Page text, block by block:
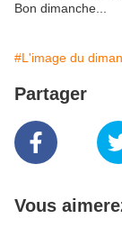
Bon dimanche...
#L'image du
Partager
Vous